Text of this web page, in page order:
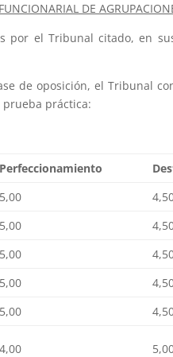
DE
por el Tribunal citado, en
de oposición, el Tribunal
práctica:
Perfeccionamiento
5,00
5,00
5,00
5,00
5,00
4,00